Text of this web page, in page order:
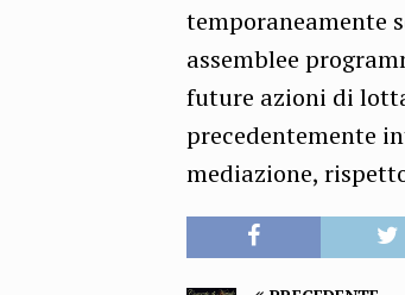
temporaneamente
assemblee
future azioni di
precedentemente
mediazione,